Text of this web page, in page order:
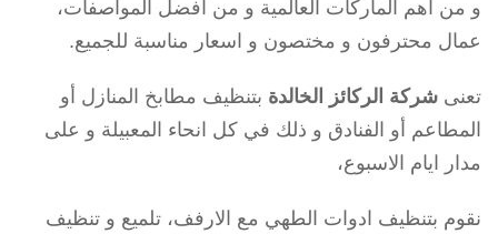
و من اهم الماركات العالمية و من افضل المواصفات،
عمال محترفون و مختصون و اسعار مناسبة للجميع.
تعنى شركة الركائز الخالدة بتنظيف مطابخ المنازل أو
المطاعم أو الفنادق و ذلك في كل انحاء المعبيلة و على
مدار ايام الاسبوع،
نقوم بتنظيف ادوات الطهي مع الارفف، تلميع و تنظيف